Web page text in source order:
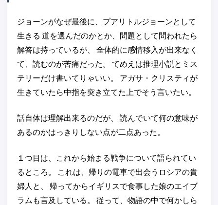
ジョーンがなぜ最後に、プアリトルジョーンとして
生きる 道を選んだのかとか、問題として問われたら
解答は持っているが、 全体的に感情移入が出来なく
て、読むのが苦痛だった。 てめえは推理小説とミス
テリーだけ書いてりゃいい。 アガサ・クリスティが
生きていたら中指を突き立てた上でそう言いたい。
話自体は理解出来るのだが、 読んでいて何の意味が
あるのかはっきりしない点が二点あった。
１つ目は、これから始まる戦争について語られてい
るところ。 これは、帰りの電車で出会うロシアの貴
婦人と、 帰ってからイギリスで食事した娘のエイブ
ラムも言及している。 従って、物語の中で何かしら